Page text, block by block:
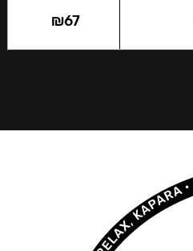
₪67